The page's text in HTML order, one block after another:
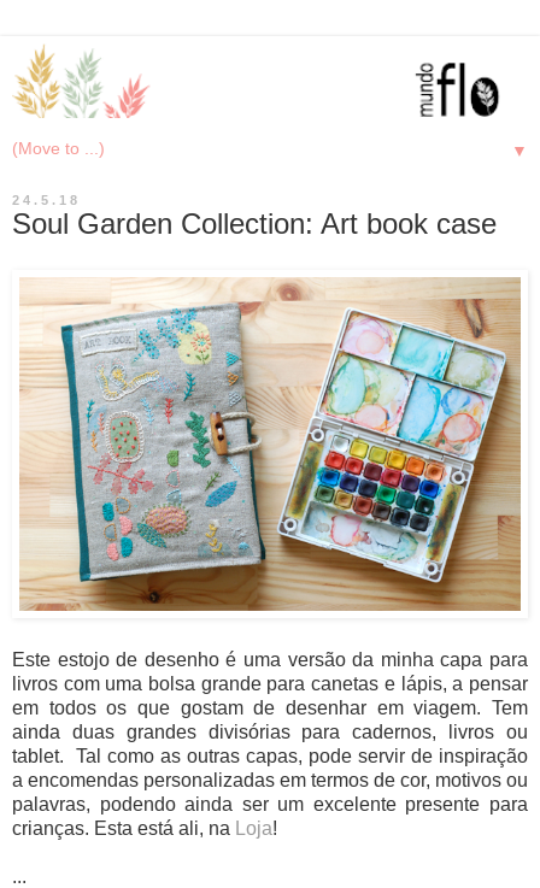
▼
24.5.18
Soul Garden Collection: Art book case
Este estojo de desenho é uma versão da minha capa para
livros com uma bolsa grande para canetas e lápis, a pensar
em todos os que gostam de desenhar em viagem. Tem
ainda duas grandes divisórias para cadernos, livros ou
tablet. Tal como as outras capas, pode servir de inspiração
a encomendas personalizadas em termos de cor, motivos ou
palavras, podendo ainda ser um excelente presente para
crianças. Esta está ali, na
Loja!
...